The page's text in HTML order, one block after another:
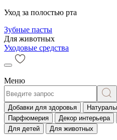
Уход за полостью рта
Зубные пасты
Для животных
Уходовые средства
Меню
Добавки для здоровья
Парфюмерия
Декор интерьера
Для детей
Для животных